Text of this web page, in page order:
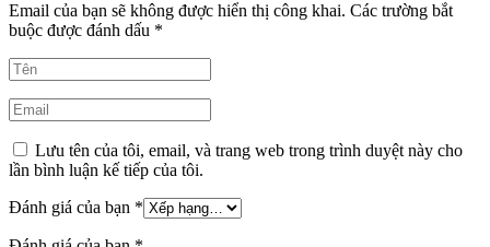
Email của bạn sẽ không được hiển thị công khai. Các trường bắt
buộc được đánh dấu *
Lưu tên của tôi, email, và trang web trong trình duyệt này cho
lần bình luận kế tiếp của tôi.
Đánh giá của bạn *